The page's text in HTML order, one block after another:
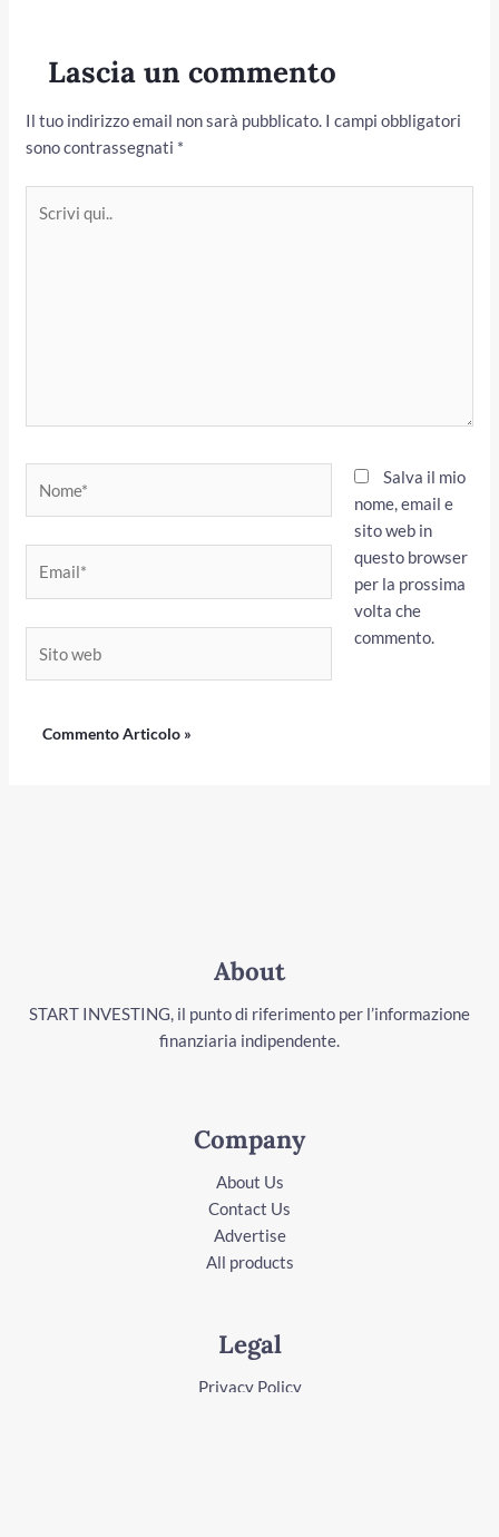
Lascia un commento
Il tuo indirizzo email non sarà pubblicato. I campi obbligatori
sono contrassegnati *
qui..
web
Salva il mio
nome, email e
sito web in
questo browser
per la prossima
volta che
commento.
About
START INVESTING, il punto di riferimento per l’informazione
finanziaria indipendente.
Company
About Us
Contact Us
Advertise
All products
Legal
Privacy Policy